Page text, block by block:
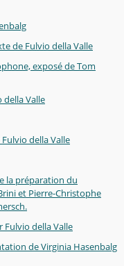
de Fulvio della Valle
exposé de Tom
Valle
della Valle
la préparation du
et Pierre-Christophe
della Valle
de Virginia Hasenbalg